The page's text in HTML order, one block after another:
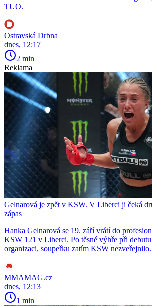
TUO.
Ostravská Drbna
dnes, 12:17
2 min
Reklama
Gelnarová je zpět v KSW. V Liberci ji čeká
zápas
Hanka Gelnarová se 19. září vrátí do
KSW 121 v Liberci. Po těsné výhře při
organizaci, soupeřku zatím KSW nezveřejnilo.
MMAMAG.cz
dnes, 12:13
1 min